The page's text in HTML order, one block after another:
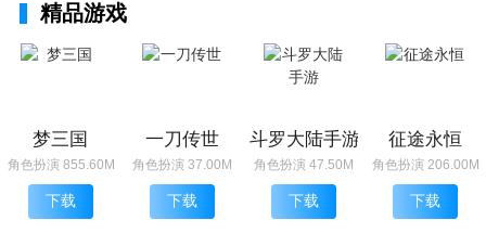
精品游戏
梦三国
角色扮演 855.60M
下载
一刀传世
角色扮演 37.00M
下载
斗罗大陆手游
角色扮演 47.50M
下载
征途永恒
角色扮演 206.00M
下载